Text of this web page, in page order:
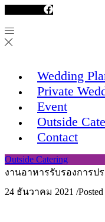
Wedding
Private
Event
Outside
Contact
Outside Catering
งานอาหารรับรองการป
24 ธันวาคม 2021 /